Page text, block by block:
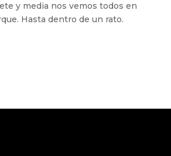
y media nos vemos todos en
Hasta dentro de un rato.